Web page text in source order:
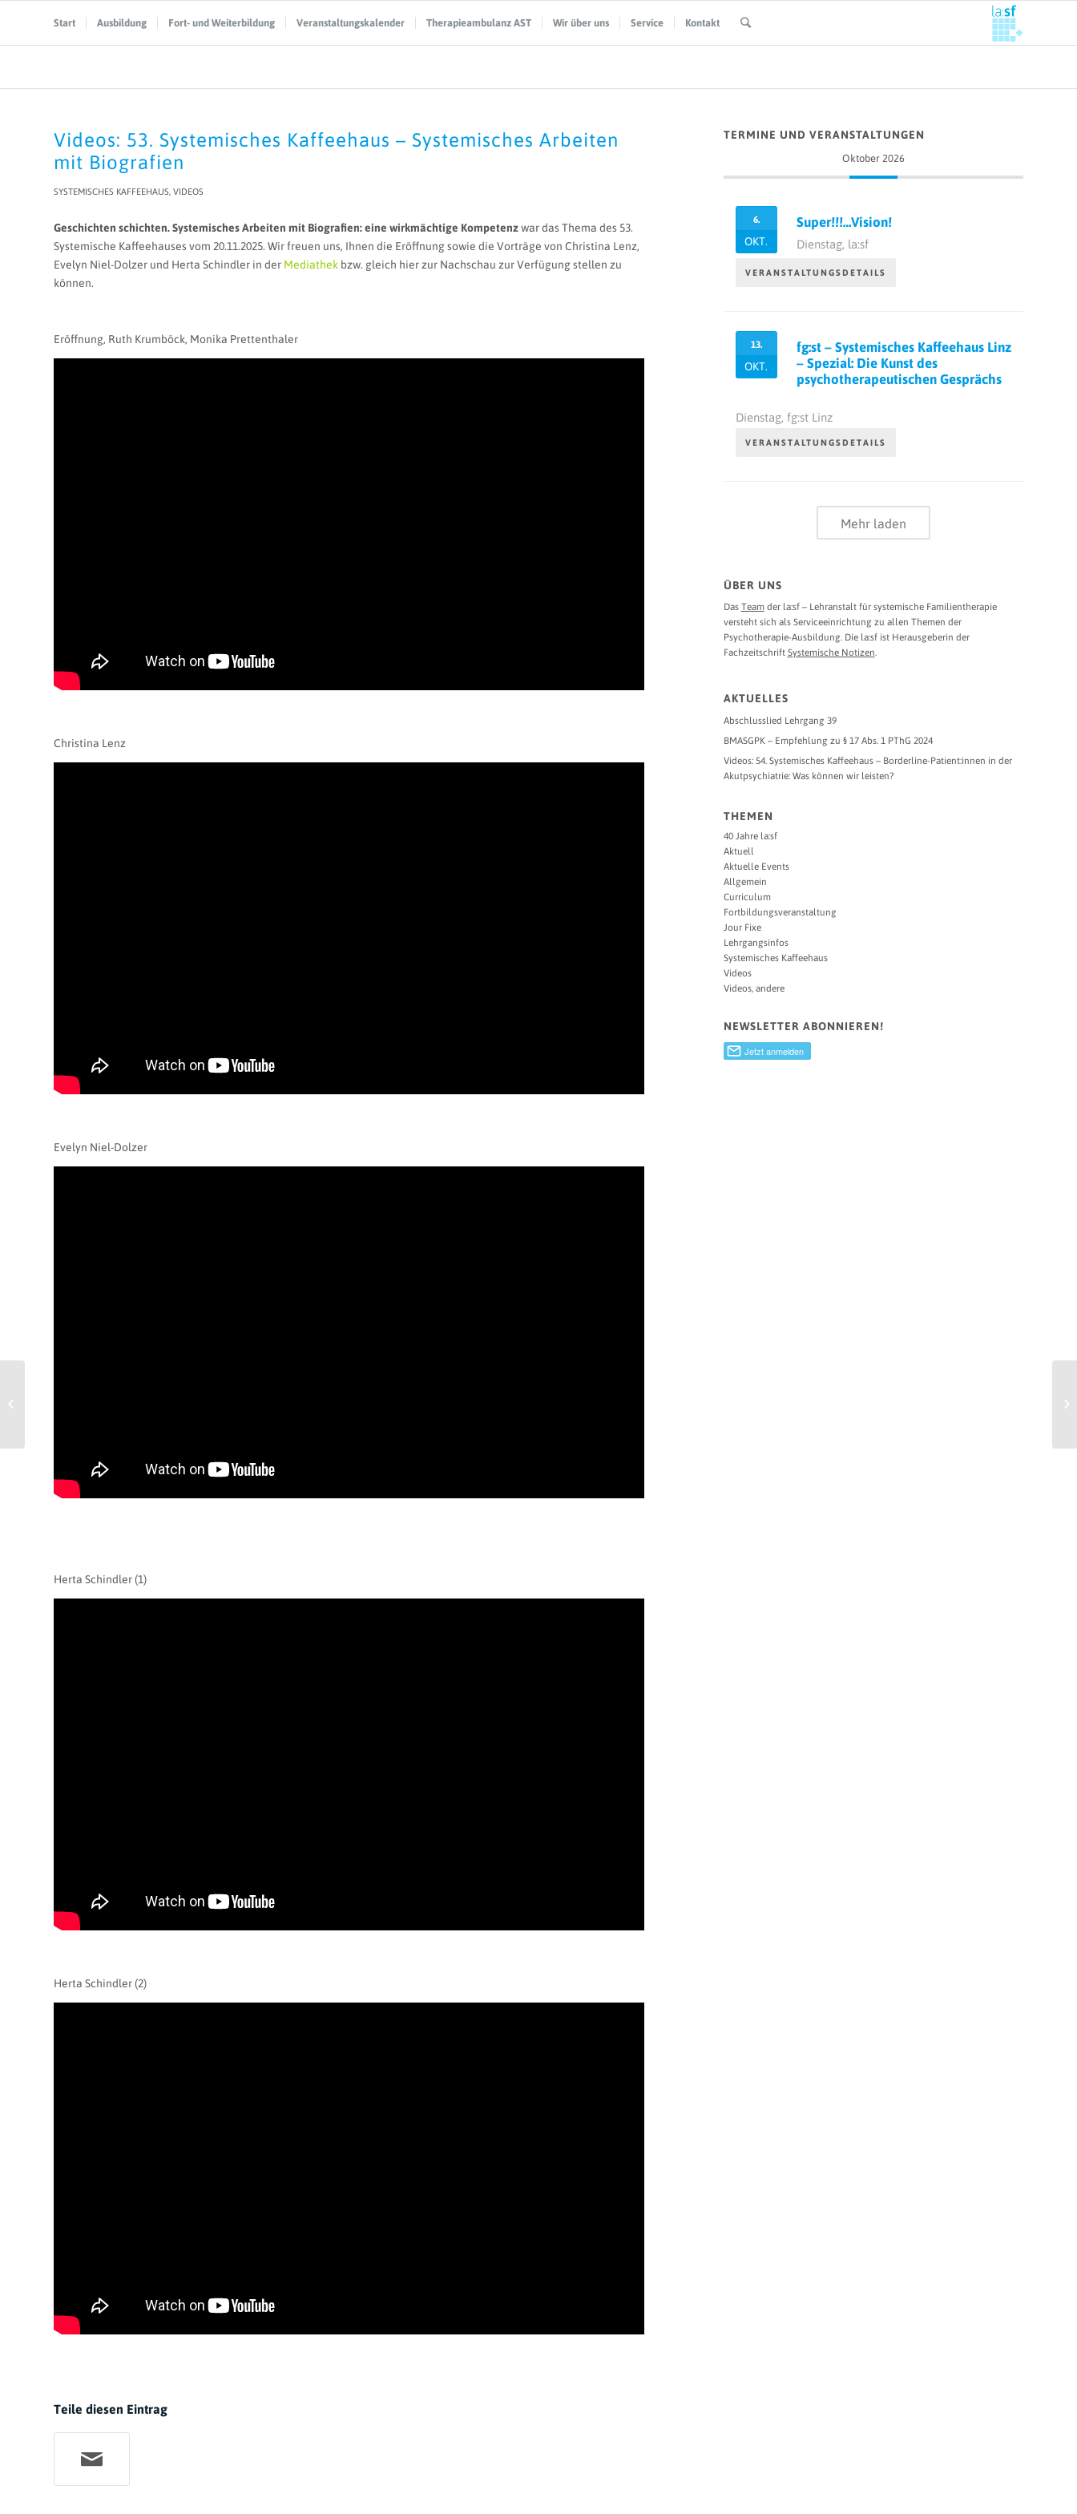
Start Ausbildung Fort- und Weiterbildung Veranstaltungskalender Therapieambulanz AST Wir über uns Service Kontakt
Videos: 53. Systemisches Kaffeehaus – Systemisches Arbeiten
mit Biografien
SYSTEMISCHES KAFFEEHAUS VIDEOS
Geschichten schichten. Systemisches Arbeiten mit Biografien: eine wirkmächtige Kompetenzwar das Thema des 53.
Systemische Kaffeehauses vom 20.11.2025. Wir freuen uns, Ihnen die Eröffnung sowie die Vorträge von Christina Lenz,
Evelyn Niel-Dolzer und Herta Schindler in der Mediathek bzw. gleich hier zur Nachschau zur Verfügung stellen zu
können.
Eröffnung, Ruth Krumböck, Monika Prettenthaler
Christina Lenz
Evelyn Niel-Dolzer
Herta Schindler (1)
Herta Schindler (2)
Teile diesen Eintrag
TERMINE UND VERANSTALTUNGEN
Oktober 2026
6.
OKT.
Super!!!…Vision!
Dienstag, la:sf
VERANSTALTUNGSDETAILS
13.
OKT.
fg:st – Systemisches Kaffeehaus Linz
– Spezial: Die Kunst des
psychotherapeutischen Gesprächs
Dienstag, fg:st Linz
VERANSTALTUNGSDETAILS
Mehr laden
ÜBER UNS
Das Teamder la:sf – Lehranstalt für systemische Familientherapie
versteht sich als Serviceeinrichtung zu allen Themen der
Psychotherapie-Ausbildung. Die la:sf ist Herausgeberin der
Fachzeitschrift Systemische Notizen.
AKTUELLES
Abschlusslied Lehrgang 39
BMASGPK – Empfehlung zu § 17 Abs. 1 PThG 2024
Videos: 54. Systemisches Kaffeehaus – Borderline-Patient:innen in der
Akutpsychiatrie: Was können wir leisten?
THEMEN
40 Jahre la:sf
Aktuell
Aktuelle Events
Allgemein
Curriculum
Fortbildungsveranstaltung
Jour Fixe
Lehrgangsinfos
Systemisches Kaffeehaus
Videos
Videos, andere
NEWSLETTER ABONNIEREN!